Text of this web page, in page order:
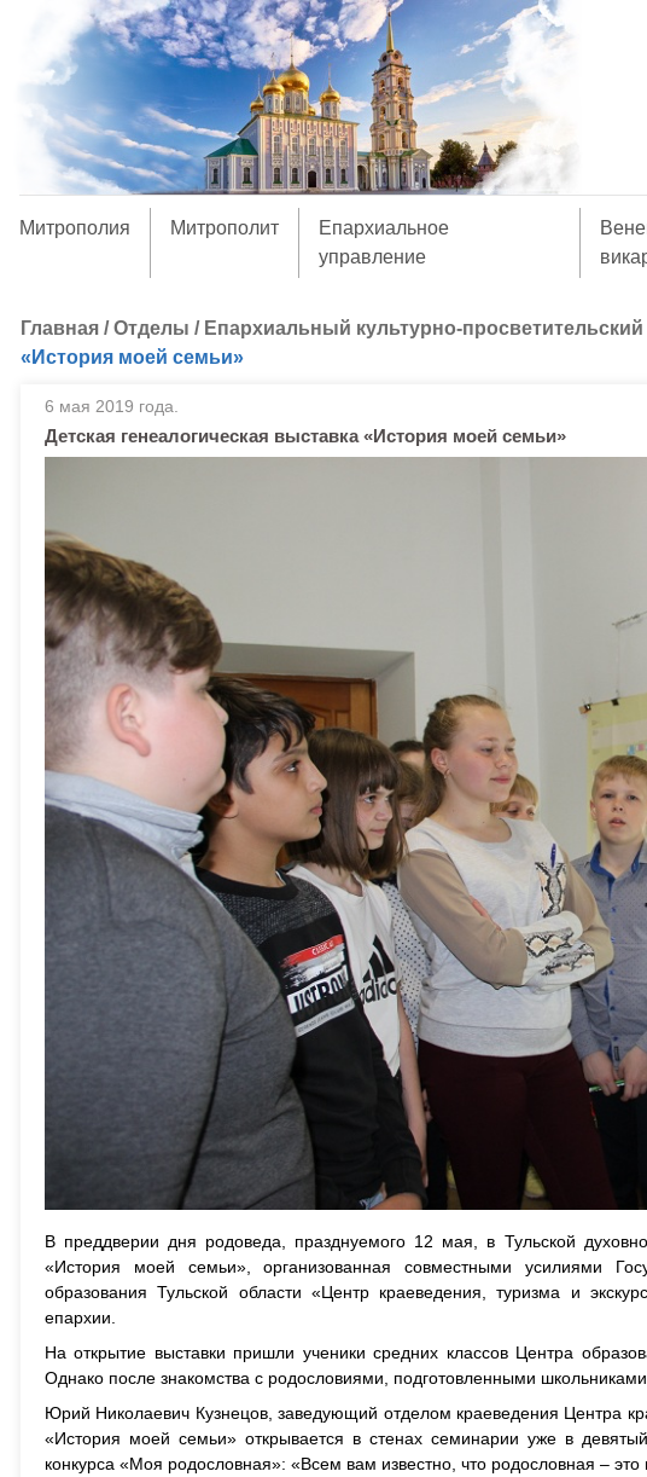
Митрополия Митрополит
Епархиальное
управление
Главная /Отделы / Епархиальный культурно-
«История моей семьи»
6 мая 2019 года.
Детская генеалогическая выставка «История моей семьи»
В преддверии дня родоведа, празднуемого 12 мая, в Тульской
«История моей семьи», организованная совместными усилиями
образования Тульской области «Центр краеведения, туризма и
епархии.
На открытие выставки пришли ученики средних классов Центра
Однако после знакомства с родословиями, подготовленными
Юрий Николаевич Кузнецов, заведующий отделом краеведения Центра
«История моей семьи» открывается в стенах семинарии уже в
конкурса «Моя родословная»: «Всем вам известно, что родословная –